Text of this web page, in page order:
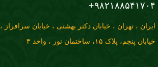
۹۸۲۱۸۸۵۴۱۷۰۴+
ایران ، تهران ، خیابان دکتر بهشتی ، خیابان سرافراز ،
خیابان پنجم، پلاک ۱۵، ساختمان نور ، واحد ۳